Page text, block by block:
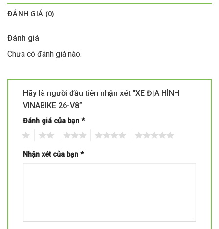
ĐÁNH GIÁ (0)
Đánh giá
Chưa có đánh giá nào.
Hãy là người đầu tiên nhận xét “XE ĐỊA HÌNH
VINABIKE 26-V8”
Đánh giá của bạn *
Nhận xét của bạn *